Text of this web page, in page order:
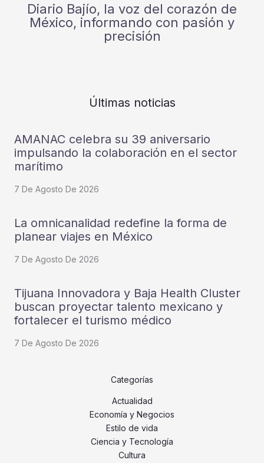
Diario Bajío, la voz del corazón de
México, informando con pasión y
precisión
Últimas noticias
AMANAC celebra su 39 aniversario
impulsando la colaboración en el sector
marítimo
7 De Agosto De 2026
La omnicanalidad redefine la forma de
planear viajes en México
7 De Agosto De 2026
Tijuana Innovadora y Baja Health Cluster
buscan proyectar talento mexicano y
fortalecer el turismo médico
7 De Agosto De 2026
Categorías
Actualidad
Economía y Negocios
Estilo de vida
Ciencia y Tecnología
Cultura